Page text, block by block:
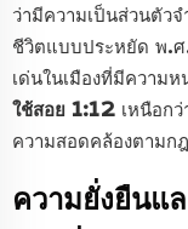
ว่ามีความเป็นส่วนตัว
ชีวิตแบบประหยัด พ.
เด่นในเมืองที่มีความ
ใช้สอย 1:12 เหนือก
ความสอดคล้องตามก
ความยั่งยืนแ